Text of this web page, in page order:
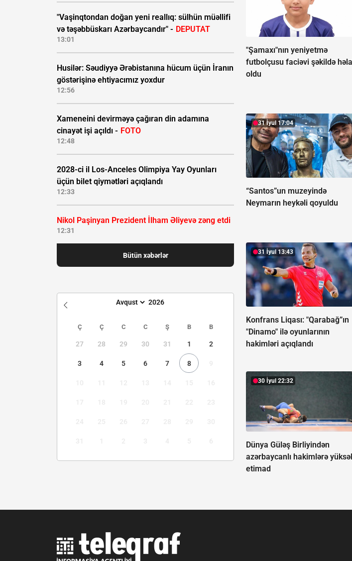
"Vaşinqtondan doğan yeni reallıq: sülhün müəllifi
və təşəbbüskarı Azərbaycandır" - DEPUTAT
13:01
Husilər: Səudiyyə Ərəbistanına hücum üçün İranın
göstərişinə ehtiyacımız yoxdur
12:56
Xameneini devirməyə çağıran din adamına
cinayət işi açıldı - FOTO
12:48
2028-ci il Los-Anceles Olimpiya Yay Oyunları
üçün bilet qiymətləri açıqlandı
12:33
Nikol Paşinyan Prezident İlham Əliyevə zəng etdi
12:31
Bütün xəbərlər
Ç Ç C C Ş B B
27 28 29 30 31 1 2
3 4 5 6 7 8
"Şamaxı"nın yeniyetmə
futbolçusu faciəvi şəkildə
oldu
31 İyul 17:04
“Santos”un muzeyində
Neymarın heykəli qoyuldu
31 İyul 13:43
Konfrans Liqası: "Qarabağ”ın
"Dinamo" ilə oyunlarının
hakimləri açıqlandı
30 İyul 22:32
Dünya Güləş Birliyindən
azərbaycanlı hakimlərə
etimad